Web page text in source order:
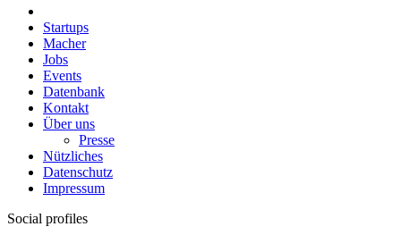
Startups
Macher
Jobs
Events
Datenbank
Kontakt
Über uns
Presse
Nützliches
Datenschutz
Impressum
Social profiles